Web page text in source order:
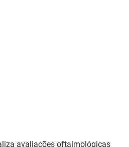
avaliações oftalmológicas